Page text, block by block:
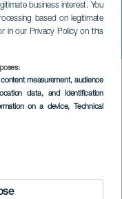
business interest. You
based on legitimate
in our Privacy Policy on this
measurement, audience
data, and identification
on a device, Technical
und
auf La